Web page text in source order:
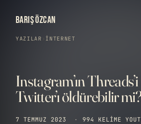
BARIŞ ÖZCAN
YAZILAR İNTERNET
Instagram’ın Threads’i
Twitter’ı öldürebilir
7 TEMMUZ 2023 · 994 KELIME